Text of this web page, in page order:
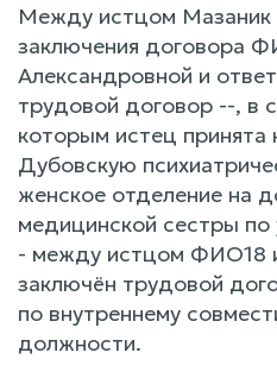
Между истцом Мазаник
заключения договора
Александровной и
трудовой договор --, в
которым истец принята
Дубовскую
женское отделение на
медицинской сестры
- между истцом ФИО18
заключён трудовой
по внутреннему
должности.